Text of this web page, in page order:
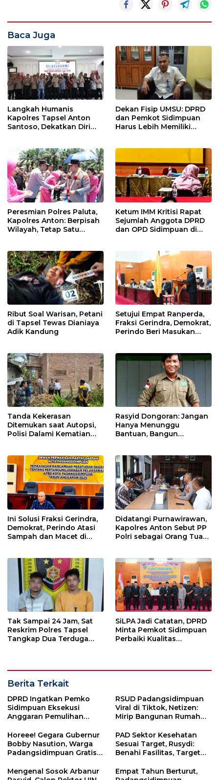
Baca Juga
Langkah Humanis
Kapolres Tapsel Anton
Santoso, Dekatkan Diri
Dekan Fisip UMSU: DPRD
dan Pemkot Sidimpuan
Harus Lebih Memiliki
Peresmian Polres Paluta,
Kapolres Anton: Berpisah
Wilayah, Tetap Satu
Ketum IMM Kritisi Rapat
Sejumlah Anggota DPRD
dan OPD Sidimpuan di
Ribut Soal Warisan, Petani
di Tapsel Tewas Dianiaya
Adik Kandung
Setujui Empat Ranperda,
Fraksi Gerindra, Demokrat,
Perindo Beri Masukan
Tanda Kekerasan
Ditemukan saat Autopsi,
Polisi Dalami Kematian
Rasyid Dongoran: Jangan
Hanya Menunggu
Bantuan, Bangun
Ini Solusi Fraksi Gerindra,
Demokrat, Perindo Atasi
Sampah dan Macet di
Didatangi Purnawirawan,
Kapolres Anton Sebut PP
Polri sebagai Orang Tua
Tak Sampai 24 Jam, Sat
Reskrim Polres Tapsel
Tangkap Dua Terduga
SiLPA Jadi Catatan, DPRD
Minta Pemkot Sidimpuan
Perbaiki Kualitas
Berita Terkait
DPRD Ingatkan Pemko
Sidimpuan Eksekusi
Anggaran Pemulihan
Terlambat Ada Sanksi
RSUD Padangsidimpuan
Viral di Tiktok, Netizen:
Mirip Bangunan Rumah
Horeee! Gegara Gubernur
Bobby Nasution, Warga
Padangsidimpuan Gratis
PAD Sektor Kesehatan
Sesuai Target, Rusydi:
Benahi Fasilitas, Target
Mengenal Sosok Arbanur
Empat Tahun Berturut,